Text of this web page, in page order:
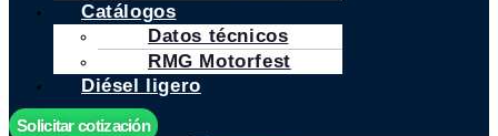
Catálogos
Datos técnicos
RMG Motorfest
Diésel ligero
Solicitar cotización